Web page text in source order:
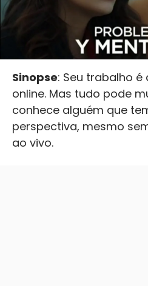
Sinopse: Seu trabalho
online. Mas tudo pode
conhece alguém que
perspectiva, mesmo
ao vivo.